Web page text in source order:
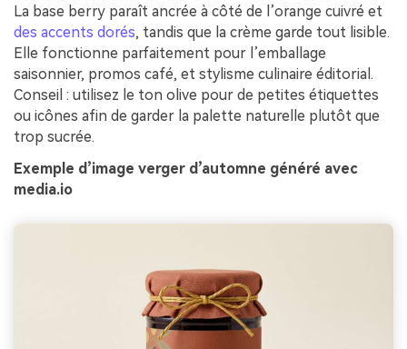
La base berry paraît ancrée à côté de l’orange cuivré et
des accents dorés, tandis que la crème garde tout lisible.
Elle fonctionne parfaitement pour l’emballage
saisonnier, promos café, et stylisme culinaire éditorial.
Conseil : utilisez le ton olive pour de petites étiquettes
ou icônes afin de garder la palette naturelle plutôt que
trop sucrée.
Exemple d’image verger d’automne généré avec
media.io